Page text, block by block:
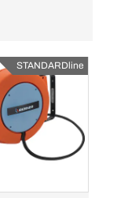
STANDARDline